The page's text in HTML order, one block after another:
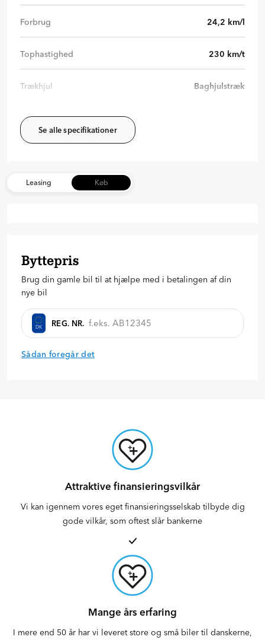
Forbrug 24,2 km/l
Tophastighed 230 km/t
Trækhjul Baghjulstræk
Se alle specifikationer
Leasing Køb
Byttepris
Brug din gamle bil til at hjælpe med i betalingen af din
nye bil
DK REG. NR.
Sådan foregår det
Attraktive finansieringsvilkår
Vi kan igennem vores eget finansieringsselskab tilbyde dig
gode vilkår, som oftest slår bankerne
Mange års erfaring
I mere end 50 år har vi leveret store og små biler til danskerne,